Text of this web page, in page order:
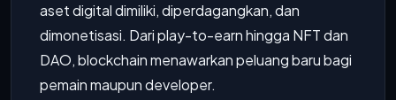
aset digital dimiliki, diperdagangkan, dan
dimonetisasi. Dari play-to-earn hingga NFT dan
DAO, blockchain menawarkan peluang baru bagi
pemain maupun developer.